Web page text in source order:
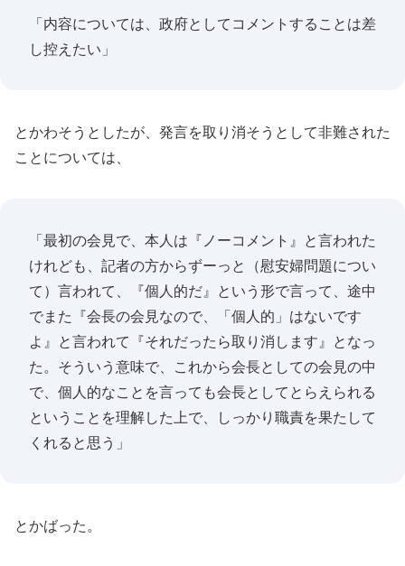
「内容については、政府としてコメントすることは差
し控えたい」
とかわそうとしたが、発言を取り消そうとして非難された
ことについては、
「最初の会見で、本人は『ノーコメント』と言われた
けれども、記者の方からずーっと（慰安婦問題につい
て）言われて、『個人的だ』という形で言って、途中
でまた『会長の会見なので、「個人的」はないです
よ』と言われて『それだったら取り消します』となっ
た。そういう意味で、これから会長としての会見の中
で、個人的なことを言っても会長としてとらえられる
ということを理解した上で、しっかり職責を果たして
くれると思う」
とかばった。